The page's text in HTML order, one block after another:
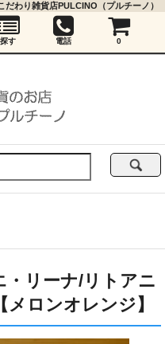
リーナ/リトアニ
ロンオレンジ】
わり雑貨店PULCINO（プルチーノ）
探す 電話 0